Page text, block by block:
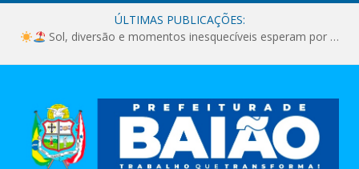
ÚLTIMAS PUBLICAÇÕES:
Sol, diversão e momentos inesquecíveis esperam por você!